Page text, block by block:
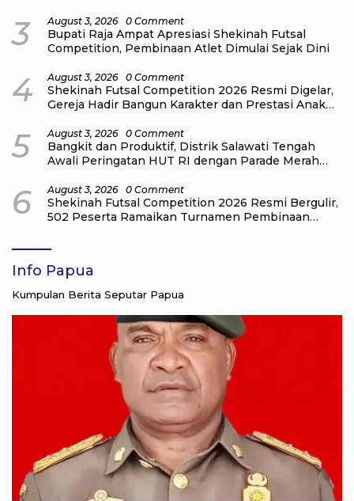
3 August 3, 2026 0 Comment
Bupati Raja Ampat Apresiasi Shekinah Futsal
Competition, Pembinaan Atlet Dimulai Sejak Dini
4 August 3, 2026 0 Comment
Shekinah Futsal Competition 2026 Resmi Digelar,
Gereja Hadir Bangun Karakter dan Prestasi Anak
5 August 3, 2026 0 Comment
Bangkit dan Produktif, Distrik Salawati Tengah
Awali Peringatan HUT RI dengan Parade Merah
6 August 3, 2026 0 Comment
Shekinah Futsal Competition 2026 Resmi Bergulir,
502 Peserta Ramaikan Turnamen Pembinaan
Info Papua
Kumpulan Berita Seputar Papua